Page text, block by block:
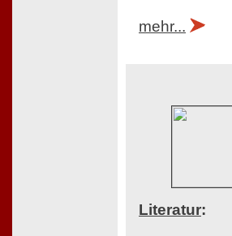
mehr...
Literatur: